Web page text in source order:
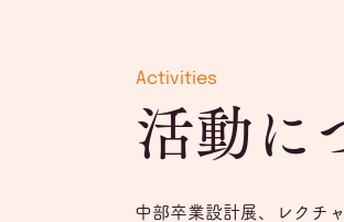
Activities
活動に
中部卒業設計展、レクチ